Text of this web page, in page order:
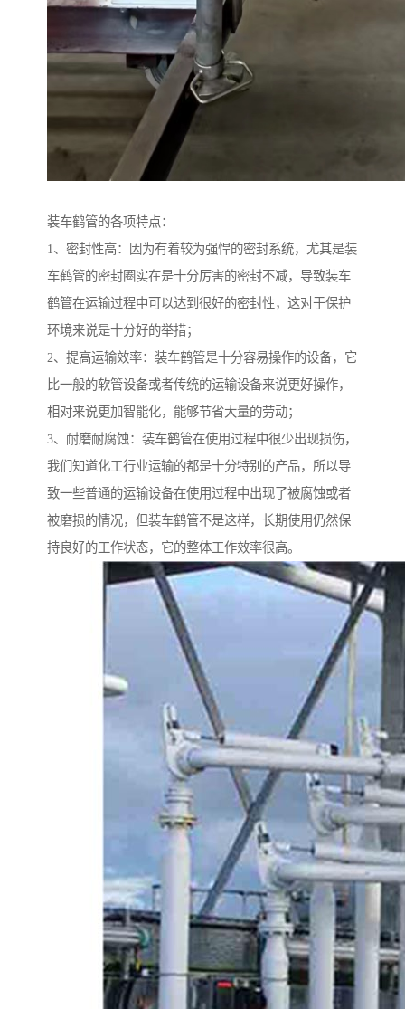
装车鹤管的各项特点：
1、密封性高：因为有着较为强悍的密封系统，尤其是装
车鹤管的密封圈实在是十分厉害的密封不减，导致装车
鹤管在运输过程中可以达到很好的密封性，这对于保护
环境来说是十分好的举措；
2、提高运输效率：装车鹤管是十分容易操作的设备，它
比一般的软管设备或者传统的运输设备来说更好操作，
相对来说更加智能化，能够节省大量的劳动；
3、耐磨耐腐蚀：装车鹤管在使用过程中很少出现损伤，
我们知道化工行业运输的都是十分特别的产品，所以导
致一些普通的运输设备在使用过程中出现了被腐蚀或者
被磨损的情况，但装车鹤管不是这样，长期使用仍然保
持良好的工作状态，它的整体工作效率很高。